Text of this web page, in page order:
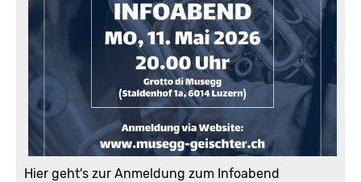
Hier geht's zur Anmeldung zum Infoabend